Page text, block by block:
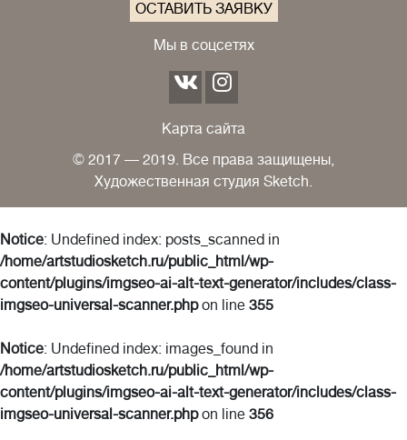
ОСТАВИТЬ ЗАЯВКУ
Мы в соцсетях
Карта сайта
© 2017 — 2019. Все права защищены,
Художественная студия Sketch.
Notice: Undefined index: posts_scanned in
/home/artstudiosketch.ru/public_html/wp-
content/plugins/imgseo-ai-alt-text-generator/includes/class-
imgseo-universal-scanner.phpon line 355
Notice: Undefined index: images_found in
/home/artstudiosketch.ru/public_html/wp-
content/plugins/imgseo-ai-alt-text-generator/includes/class-
imgseo-universal-scanner.phpon line 356